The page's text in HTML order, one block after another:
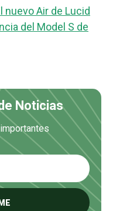
nuevo Air de Lucid
del Model S de
Noticias